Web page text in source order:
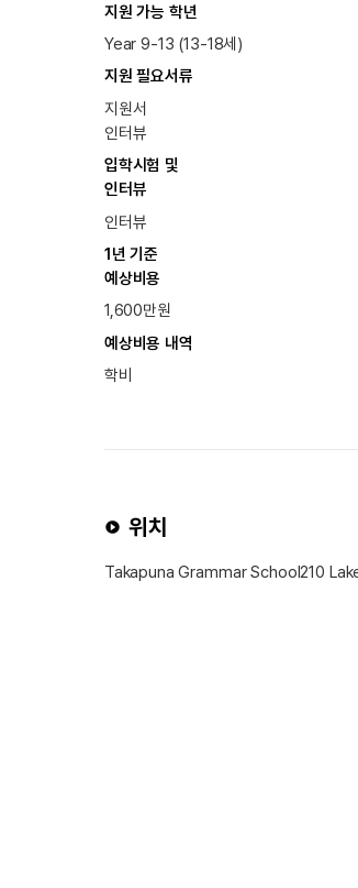
지원 가능 학년
Year 9-13 (13-18세)
지원 필요서류
지원서
인터뷰
입학시험 및
인터뷰
인터뷰
1년 기준
예상비용
1,600만원
예상비용 내역
학비
위치
Takapuna Grammar School210